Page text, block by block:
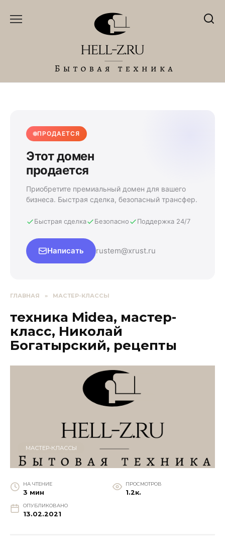
ПРОДАЕТСЯ
Этот домен
продается
Приобретите премиальный домен для вашего
бизнеса. Быстрая сделка, безопасный трансфер.
Быстрая сделка Безопасно Поддержка 24/7
Написать rustem@xrust.ru
ГЛАВНАЯ » МАСТЕР-КЛАССЫ
техника Midea, мастер-
класс, Николай
Богатырский, рецепты
МАСТЕР-КЛАССЫ
НА ЧТЕНИЕ
3 мин
ПРОСМОТРОВ
1.2к.
ОПУБЛИКОВАНО
13.02.2021